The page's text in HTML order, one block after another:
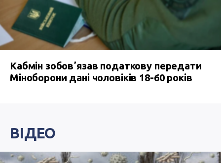
Кабмін зобовʼязав податкову передати
Міноборони дані чоловіків 18-60 років
ВІДЕО